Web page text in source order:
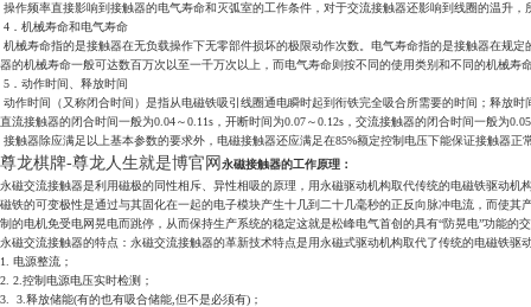
操作频率直接影响到接触器的电气寿命和灭弧室的工作条件，对于交流接触器还影响到线圈的温升
4．机械寿命和电气寿命
机械寿命指的是接触器在无负载操作下无零部件损坏的极限动作次数。电气寿命指的是接触器在规
器的机械寿命一般可达数百万次以至一千万次以上，而电气寿命则按不同的使用类别和不同的机械寿
5．动作时间、释放时间
动作时间（又称闭合时间）是指从电磁铁吸引线圈通电瞬时起到衔铁完全吸合所需要的时间；释放
直流接触器的闭合时间一般为0.04～0.11s，开断时间为0.07～0.12s，交流接触器的闭合时间一般为
接触器除应满足以上基本参数的要求外，电磁接触器还应满足在85%额定控制电压下能保证接触器正
尊龙棋牌-尊龙人生就是博官网 永磁接触器的工作原理：
永磁交流接触器是利用磁极的同性相斥、异性相吸的原理，用永磁驱动机构取代传统的电磁铁驱动
磁铁的可变极性是通过与其固化在一起的电子模块产生十几到二十几毫秒的正反向脉冲电流，而使
制的电机免受电网晃电而跳停，从而保持生产系统的稳定这就是松峰电气首创的具有“防晃电”功能的
永磁交流接触器的特点：永磁交流接触器的革新技术特点是用永磁式驱动机构取代了传统的电磁铁
1. 电源整流；
2. 2.控制电源电压实时检测；
3. 3.释放储能(有的也有吸合储能,但不是必须有)；